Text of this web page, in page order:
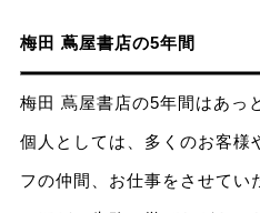
梅田 蔦屋書店の5年間
梅田 蔦屋書店の5年間はあっ
個人としては、多くのお客様
フの仲間、お仕事をさせてい